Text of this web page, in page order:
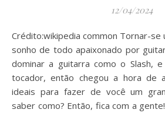
12/04/2024
Crédito:wikipedia common Tornar-se um guitarrista top é o
sonho de todo apaixonado por
dominar a guitarra como o Slash,
tocador, então chegou a hora de
ideais para fazer de você um
saber como? Então, fica com a